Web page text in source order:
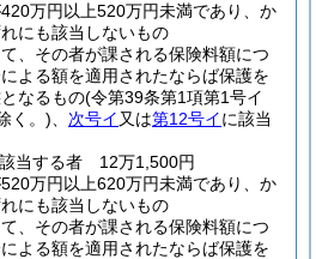
万円以上520万円未満であり、か
にも該当しないもの
、その者が課される保険料額につ
よる額を適用されたならば保護を
なるもの(令第39条第1項第1号イ
く。) 次号イ 又は第12号イに該当
当する者 12万1,500円
万円以上620万円未満であり、か
にも該当しないもの
、その者が課される保険料額につ
よる額を適用されたならば保護を